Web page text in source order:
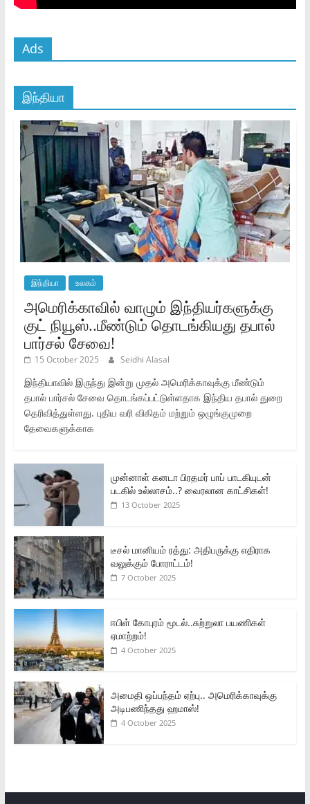
Ads
இந்தியா
இந்தியா உலகம்
அமெரிக்காவில் வாழும் இந்தியர்களுக்கு
குட் நியூஸ்..மீண்டும் தொடங்கியது தபால்
பார்சல் சேவை!
15 October 2025 Seidhi Alasal
இந்தியாவில் இருந்து இன்று முதல் அமெரிக்காவுக்கு மீண்டும்
தபால் பார்சல் சேவை தொடங்கப்பட்டுள்ளதாக இந்திய தபால் துறை
தெரிவித்துள்ளது. புதிய வரி விகிதம் மற்றும் ஒழுங்குமுறை
தேவைகளுக்காக
முன்னாள் கனடா பிரதமர் பாப் பாடகியுடன்
படகில் உல்லாசம்..? வைரலான காட்சிகள்!
13 October 2025
டீசல் மானியம் ரத்து: அதிபருக்கு எதிராக
வலுக்கும் போராட்டம்!
7 October 2025
ஈபிள் கோபுரம் மூடல்..சுற்றுலா பயணிகள்
ஏமாற்றம்!
4 October 2025
அமைதி ஒப்பந்தம் ஏற்பு.. அமெரிக்காவுக்கு
அடிபணிந்தது ஹமாஸ்!
4 October 2025